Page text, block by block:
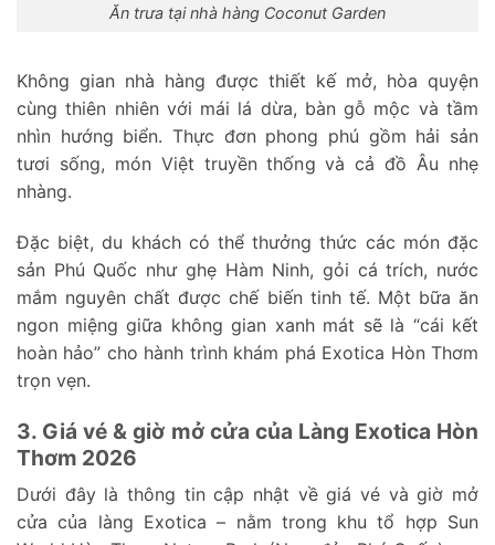
Ăn trưa tại nhà hàng Coconut Garden
Không gian nhà hàng được thiết kế mở, hòa quyện
cùng thiên nhiên với mái lá dừa, bàn gỗ mộc và tầm
nhìn hướng biển. Thực đơn phong phú gồm hải sản
tươi sống, món Việt truyền thống và cả đồ Âu nhẹ
nhàng.
Đặc biệt, du khách có thể thưởng thức các món đặc
sản Phú Quốc như ghẹ Hàm Ninh, gỏi cá trích, nước
mắm nguyên chất được chế biến tinh tế. Một bữa ăn
ngon miệng giữa không gian xanh mát sẽ là “cái kết
hoàn hảo” cho hành trình khám phá Exotica Hòn Thơm
trọn vẹn.
3. Giá vé & giờ mở cửa của Làng Exotica Hòn
Thơm 2026
Dưới đây là thông tin cập nhật về giá vé và giờ mở
cửa của làng Exotica – nằm trong khu tổ hợp Sun